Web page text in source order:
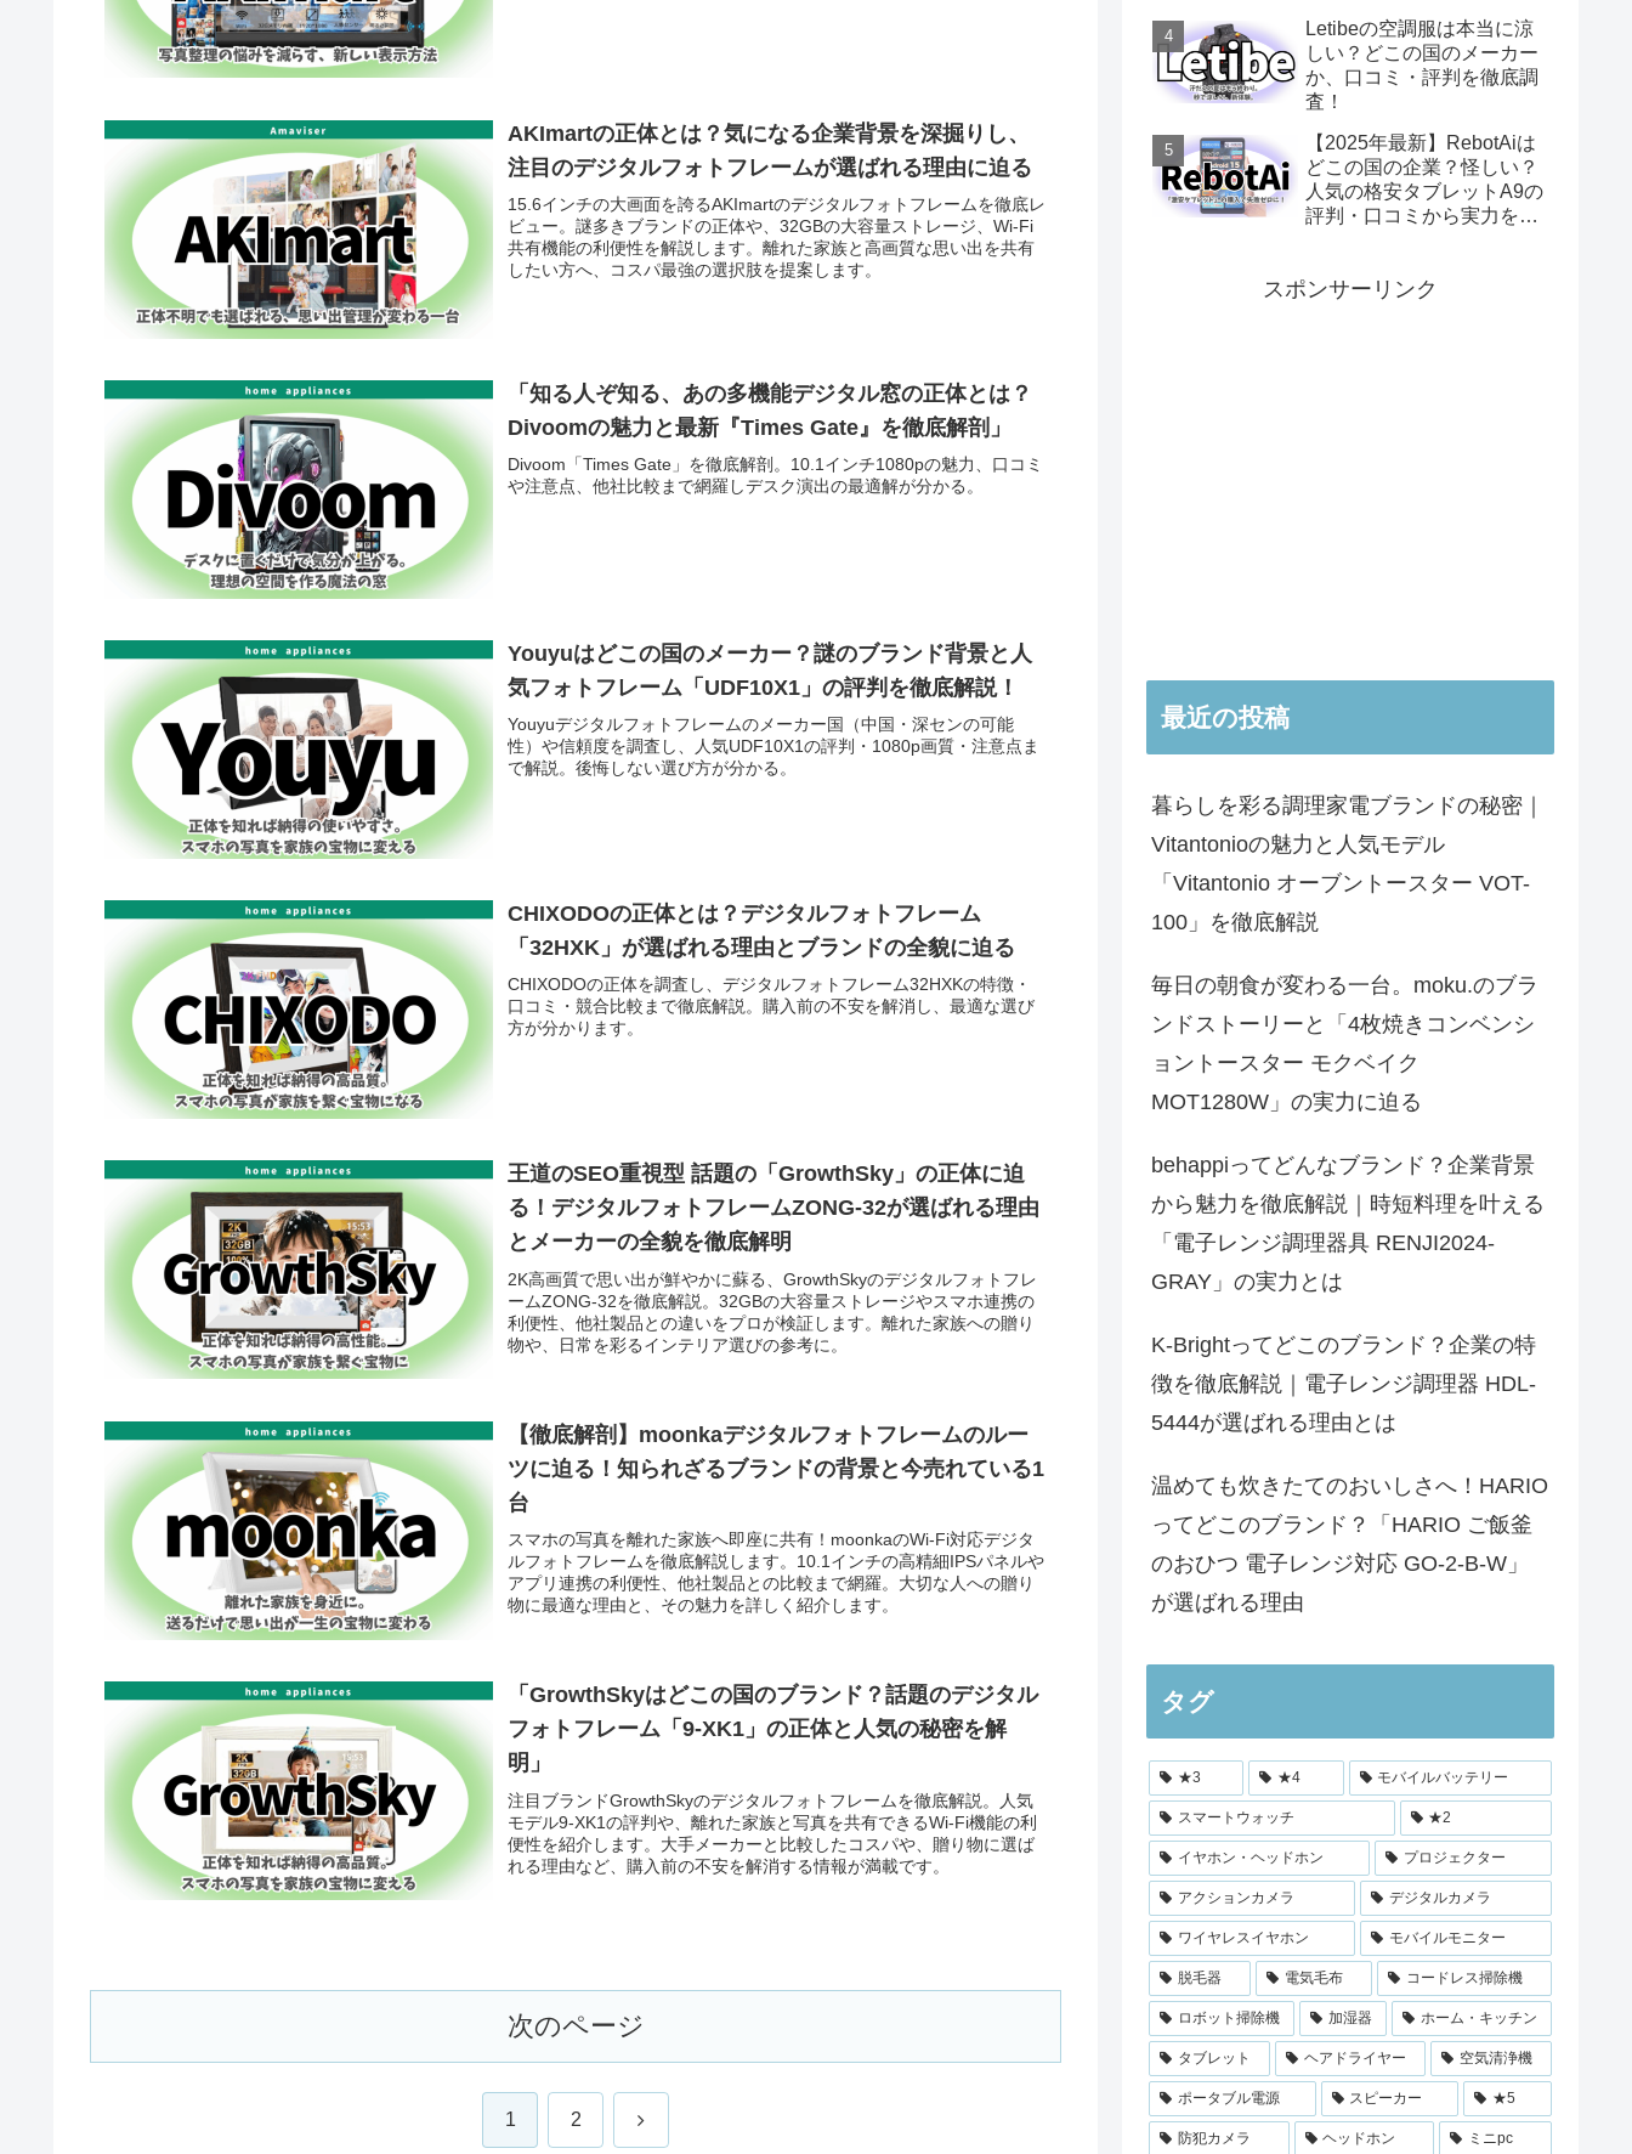
AKImartの正体とは？気になる企業背景を深掘りし、
注目のデジタルフォトフレームが選ばれる理由に迫る
15.6インチの大画面を誇るAKImartのデジタルフォトフレームを徹底レ
ビュー。謎多きブランドの正体や、32GBの大容量ストレージ、Wi-Fi
共有機能の利便性を解説します。離れた家族と高画質な思い出を共有
したい方へ、コスパ最強の選択肢を提案します。
「知る人ぞ知る、あの多機能デジタル窓の正体とは？
Divoomの魅力と最新『Times Gate』を徹底解剖」
Divoom「Times Gate」を徹底解剖。10.1インチ1080pの魅力、口コミ
や注意点、他社比較まで網羅しデスク演出の最適解が分かる。
Youyuはどこの国のメーカー？謎のブランド背景と人
気フォトフレーム「UDF10X1」の評判を徹底解説！
Youyuデジタルフォトフレームのメーカー国（中国・深センの可能
性）や信頼度を調査し、人気UDF10X1の評判・1080p画質・注意点ま
で解説。後悔しない選び方が分かる。
CHIXODOの正体とは？デジタルフォトフレーム
「32HXK」が選ばれる理由とブランドの全貌に迫る
CHIXODOの正体を調査し、デジタルフォトフレーム32HXKの特徴・
口コミ・競合比較まで徹底解説。購入前の不安を解消し、最適な選び
方が分かります。
王道のSEO重視型 話題の「GrowthSky」の正体に迫
る！デジタルフォトフレームZONG-32が選ばれる理由
とメーカーの全貌を徹底解明
2K高画質で思い出が鮮やかに蘇る、GrowthSkyのデジタルフォトフレ
ームZONG-32を徹底解説。32GBの大容量ストレージやスマホ連携の
利便性、他社製品との違いをプロが検証します。離れた家族への贈り
物や、日常を彩るインテリア選びの参考に。
【徹底解剖】moonkaデジタルフォトフレームのルー
ツに迫る！知られざるブランドの背景と今売れている1
台
スマホの写真を離れた家族へ即座に共有！moonkaのWi-Fi対応デジタ
ルフォトフレームを徹底解説します。10.1インチの高精細IPSパネルや
アプリ連携の利便性、他社製品との比較まで網羅。大切な人への贈り
物に最適な理由と、その魅力を詳しく紹介します。
「GrowthSkyはどこの国のブランド？話題のデジタル
フォトフレーム「9-XK1」の正体と人気の秘密を解
明」
注目ブランドGrowthSkyのデジタルフォトフレームを徹底解説。人気
モデル9-XK1の評判や、離れた家族と写真を共有できるWi-Fi機能の利
便性を紹介します。大手メーカーと比較したコスパや、贈り物に選ば
れる理由など、購入前の不安を解消する情報が満載です。
次のページ
1 2 次
Letibeの空調服は本当に涼
しい？どこの国のメーカー
か、口コミ・評判を徹底調
査！
【2025年最新】RebotAiは
どこの国の企業？怪しい？
人気の格安タブレットA9の
評判・口コミから実力を徹
スポンサーリンク
最近の投稿
暮らしを彩る調理家電ブランドの秘密｜
Vitantonioの魅力と人気モデル
「Vitantonio オーブントースター VOT-
100」を徹底解説
毎日の朝食が変わる一台。moku.のブラ
ンドストーリーと「4枚焼きコンベンシ
ョントースター モクベイク
MOT1280W」の実力に迫る
behappiってどんなブランド？企業背景
から魅力を徹底解説｜時短料理を叶える
「電子レンジ調理器具 RENJI2024-
GRAY」の実力とは
K-Brightってどこのブランド？企業の特
徴を徹底解説｜電子レンジ調理器 HDL-
5444が選ばれる理由とは
温めても炊きたてのおいしさへ！HARIO
ってどこのブランド？「HARIO ご飯釜
のおひつ 電子レンジ対応 GO-2-B-W」
が選ばれる理由
タグ
★3 ★4 モバイルバッテリー
スマートウォッチ ★2
イヤホン・ヘッドホン プロジェクター
アクションカメラ デジタルカメラ
ワイヤレスイヤホン モバイルモニター
脱毛器 電気毛布 コードレス掃除機
ロボット掃除機 加湿器 ホーム・キッチン
タブレット ヘアドライヤー 空気清浄機
ポータブル電源 スピーカー ★5
防犯カメラ ヘッドホン ミニpc